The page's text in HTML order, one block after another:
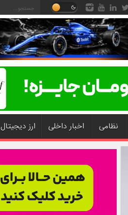
نظامی اخبار داخلی ارز دیجیتال